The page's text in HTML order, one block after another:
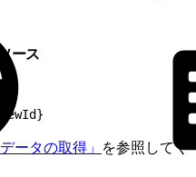
ース
ータの取得」
を参照してく